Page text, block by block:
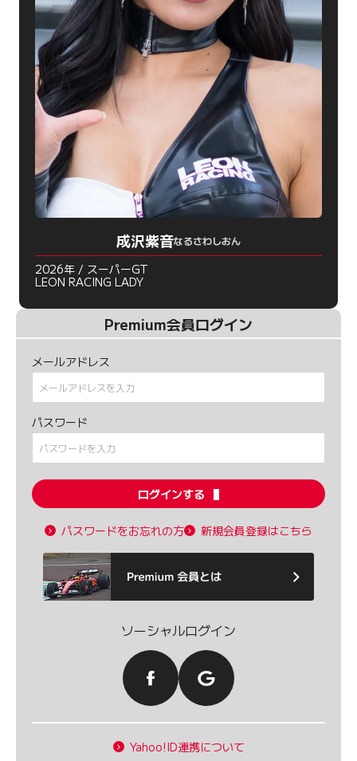
成沢紫音なるさわしおん
2026年 / スーパーGT
LEON RACING LADY
Premium会員ログイン
メールアドレス
パスワード
ログインする
パスワードをお忘れの方 新規会員登録はこちら
ソーシャルログイン
Yahoo!ID連携について